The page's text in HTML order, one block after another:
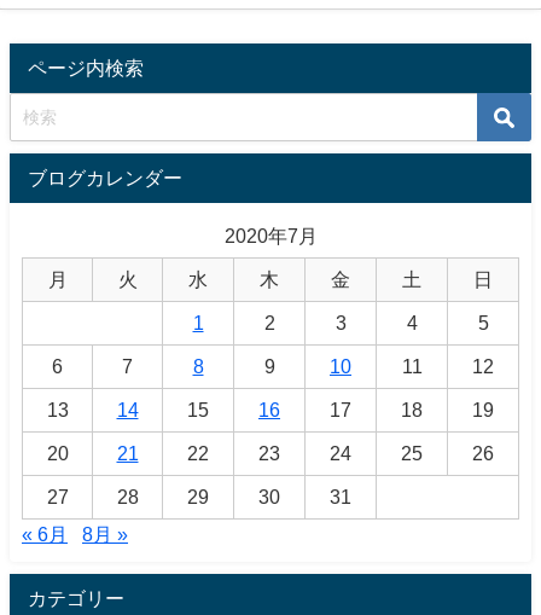
ページ内検索
ブログカレンダー
2020年7月
月 火 水 木 金 土 日
1 2 3 4 5
6 7 8 9 10 11 12
13 14 15 16 17 18 19
20 21 22 23 24 25 26
27 28 29 30
31
« 6月
8月 »
カテゴリー